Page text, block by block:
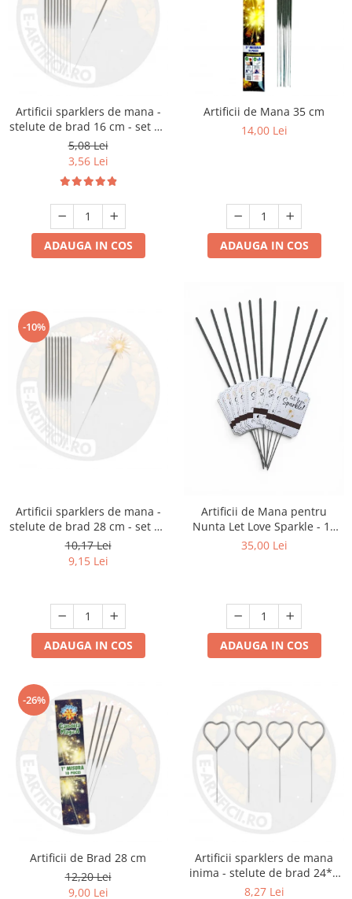
Artificii sparklers de mana -
stelute de brad 16 cm - set 10
buc
5,08 Lei
3,56 Lei
ADAUGA IN COS
Artificii de Mana 35 cm
14,00 Lei
ADAUGA IN COS
-10%
Artificii sparklers de mana -
stelute de brad 28 cm - set 10
buc
10,17 Lei
9,15 Lei
ADAUGA IN COS
Artificii de Mana pentru
Nunta Let Love Sparkle - 10
bucati
35,00 Lei
ADAUGA IN COS
-26%
Artificii de Brad 28 cm
12,20 Lei
9,00 Lei
Artificii sparklers de mana
inima - stelute de brad 24*8
cm - set 5 buc
8,27 Lei